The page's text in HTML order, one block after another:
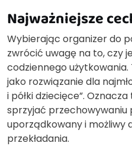
Najważniejsze
Wybierając organizer do
zwrócić uwagę na to, czy
codziennego użytkowania.
jako rozwiązanie dla
i półki dziecięce”.
sprzyjać
uporządkowany i możliwy
przekładania.